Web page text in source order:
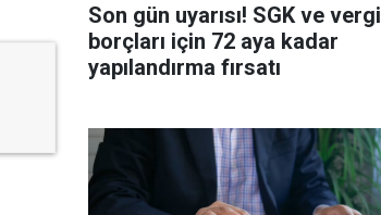
Son gün uyarısı! SGK ve vergi
borçları için 72 aya kadar
yapılandırma fırsatı